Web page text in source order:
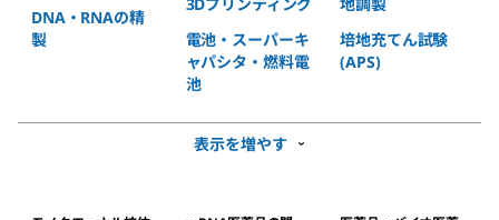
DNA・RNAの精
製
電池・スーパーキ
ャパシタ・燃料電
池
培地充てん試験
(APS)
表示を増やす